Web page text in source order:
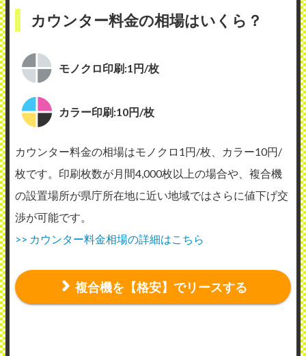
カウンター料金の相場はいくら？
モノクロ印刷:1円/枚
カラー印刷:10円/枚
カウンター料金の相場はモノクロ1円/枚、カラー10円/
枚です。印刷枚数が月間4,000枚以上の場合や、複合機
の設置場所が県庁所在地に近い地域ではさらに値下げ交
渉が可能です。
>> カウンター料金相場の詳細はこちら
複合機を【格安】でリースする